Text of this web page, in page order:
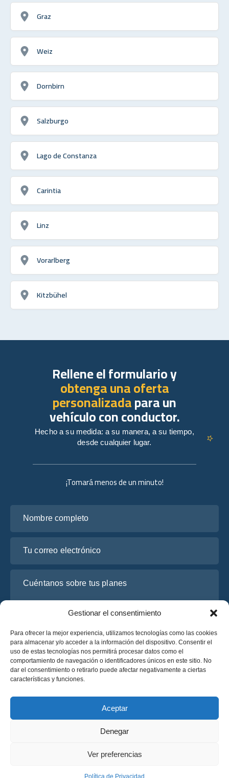
Gestionar el consentimiento
Para ofrecer la mejor experiencia, utilizamos tecnologías como las cookies
para almacenar y/o acceder a la información del dispositivo. Consentir el
uso de estas tecnologías nos permitirá procesar datos como el
comportamiento de navegación o identificadores únicos en este sitio. No
dar el consentimiento o retirarlo puede afectar negativamente a ciertas
características y funciones.
Aceptar
Denegar
Ver preferencias
Política de Privacidad
Graz
Weiz
Dornbirn
Salzburgo
Lago de Constanza
Carintia
Linz
Vorarlberg
Kitzbühel
Política de Privacidad
Términos y Condiciones
¡Tomará menos de un minuto!
He leído y acepto la
Solicite un presupuesto
Solicite un presupuesto
Rellene el formulario y
obtenga una oferta
personalizadapara un
vehículo con conductor.
Hecho a su medida: a su manera, a su tiempo,
desde cualquier lugar.